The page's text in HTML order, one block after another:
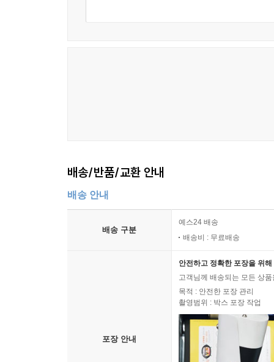
배송/반품/교환 안내
배송 안내
배송 구분
예스24 배송
배송비 : 무료배송
포장 안내
안전하고 정확한 포장을 위
고객님께 배송되는 모든 상
목적 : 안전한 포장 관리
촬영범위 : 박스 포장 작업